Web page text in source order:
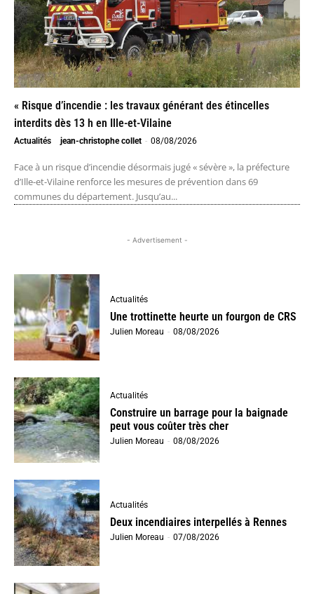
« Risque d’incendie : les travaux générant des étincelles
interdits dès 13 h en Ille-et-Vilaine
Actualités jean-christophe collet - 08/08/2026
Face à un risque d’incendie désormais jugé « sévère », la préfecture
d’Ille-et-Vilaine renforce les mesures de prévention dans 69
communes du département. Jusqu’au...
- Advertisement -
Actualités
Une trottinette heurte un fourgon de CRS
Julien Moreau - 08/08/2026
Actualités
Construire un barrage pour la baignade
peut vous coûter très cher
Julien Moreau - 08/08/2026
Actualités
Deux incendiaires interpellés à Rennes
Julien Moreau - 07/08/2026